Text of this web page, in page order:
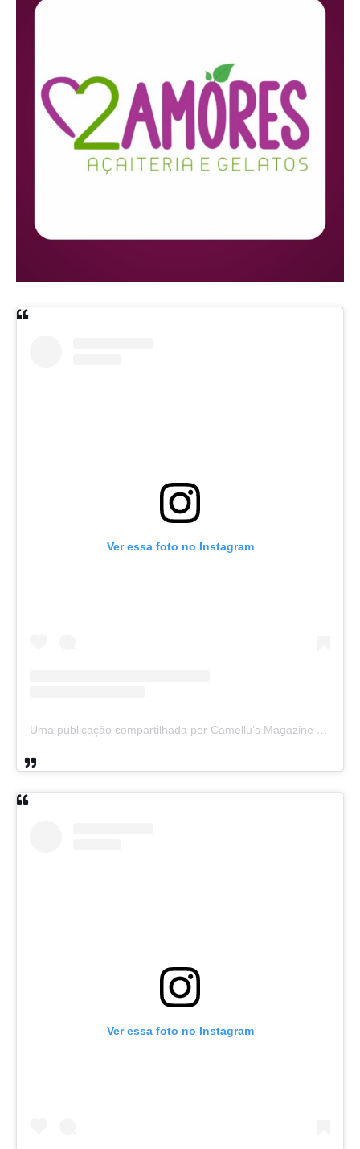
Ver essa foto no Instagram
Uma publicação compartilhada por Camellu's Magazine I e II (@camellus_magazine)
Ver essa foto no Instagram